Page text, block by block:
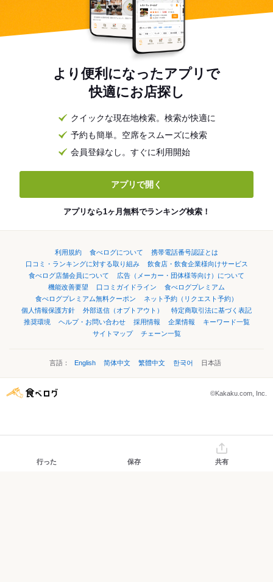
より便利になったアプリで
快適にお店探し
クイックな現在地検索。検索が快適に
予約も簡単。空席をスムーズに検索
会員登録なし。すぐに利用開始
アプリで開く
アプリなら1ヶ月無料でランキング検索！
利用規約 食べログについて
携帯電話番号認証とは
口コミ・ランキングに対する取り組み
飲食店・飲食企業様向けサービス
食べログ店舗会員について
広告（メーカー・団体様等向け）について
機能改善要望
口コミガイドライン
食べログプレミアム
食べログプレミアム無料クーポン
ネット予約（リクエスト予約）
個人情報保護方針
外部送信（オプトアウト）
特定商取引法に基づく表記
推奨環境
ヘルプ・お問い合わせ 採用情報 企業情報
キーワード一覧
サイトマップ
チェーン一覧
言語： English 简体中文 繁體中文 한국어 日本語
©Kakaku.com, Inc.
行った 保存 共有